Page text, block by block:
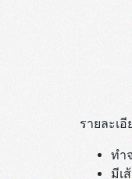
รายละเอี
ทำ
มีเ